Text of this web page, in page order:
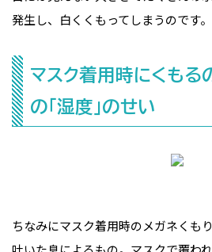
発生し、白くくもってしまうのです。
マスク着用時にくもる
の「湿度」のせい
ちなみにマスク着用時のメガネくも